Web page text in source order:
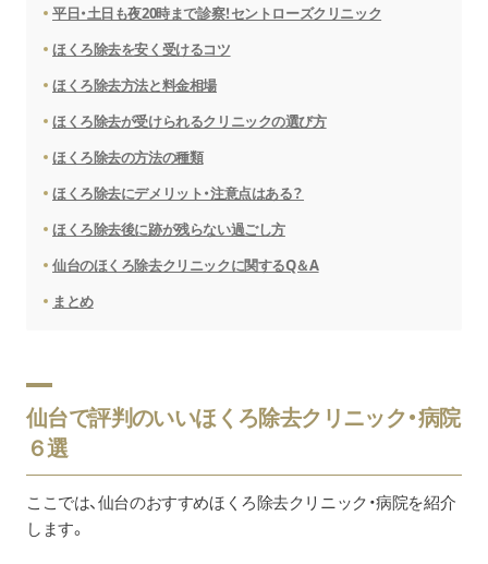
平日・土日も夜20時まで診察！セントローズクリニック
ほくろ除去を安く受けるコツ
ほくろ除去方法と料金相場
ほくろ除去が受けられるクリニックの選び方
ほくろ除去の方法の種類
ほくろ除去にデメリット・注意点はある？
ほくろ除去後に跡が残らない過ごし方
仙台のほくろ除去クリニックに関するQ＆A
まとめ
仙台で評判のいいほくろ除去クリニック・病院
６選
ここでは、仙台のおすすめほくろ除去クリニック・病院を紹介
します。